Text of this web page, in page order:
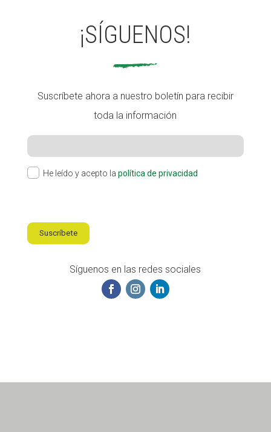
¡SÍGUENOS!
Suscríbete ahora a nuestro boletín para recibir
toda la información
He leído y acepto la política de privacidad
Suscríbete
Síguenos en las redes sociales